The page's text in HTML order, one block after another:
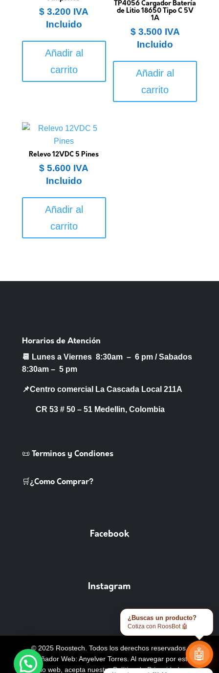
$ 3.200 IVA
Incluido
Añadir al
carrito
TP4056 Cargador Batería
de Litio 18650 Tipo C 5V
1A
$3.500 IVA
Incluido
Añadir al
carrito
Relevo 12VDC 5 Pines
$ 5.600 IVA
Incluido
Añadir al
carrito
Horarios de Atención
📆 Lunes a Viernes 8:30am – 6 pm /Sabados
8:30am – 5 pm
📌Centro comercial La Cascada Local 211A
CR 53 # 50 – 51 Medellin, Colombia
📜 Terminos y Condiones
🛒¿Como Comprar?
Facebook
Instagram
© 2025 Roostech. Todos los derechos reservados.
Diseñador Web: Anyelver Torres. Al navegar por este
sitio web, acepta nuestraPolítica de Privacidad y
¿Buscas un producto?
Cotiza con RoosBot 🤖
🤖